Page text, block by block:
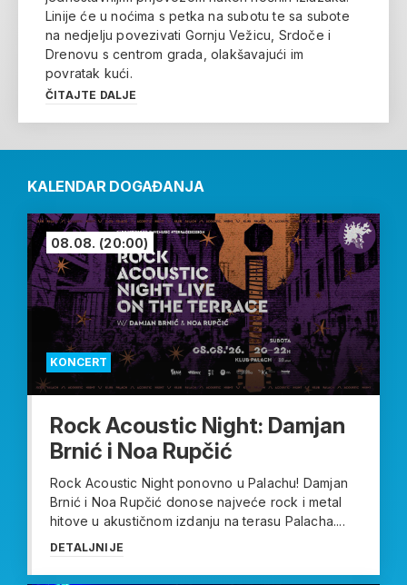
Linije će u noćima s petka na subotu te sa subote
na nedjelju povezivati Gornju Vežicu, Srdoče i
Drenovu s centrom grada, olakšavajući im
povratak kući.
ČITAJTE DALJE
KALENDAR DOGAĐANJA
KONCERT
08.08. (20:00)
Rock Acoustic Night: Damjan
Brnić i Noa Rupčić
Rock Acoustic Night ponovno u Palachu! Damjan
Brnić i Noa Rupčić donose najveće rock i metal
hitove u akustičnom izdanju na terasu Palacha....
DETALJNIJE